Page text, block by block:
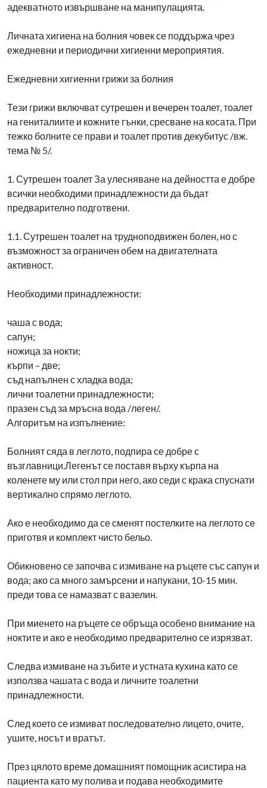
адекватното извършване на манипулацията.
Личната хигиена на болния човек се поддържа чрез
ежедневни и периодични хигиенни мероприятия.
Ежедневни хигиенни грижи за болния
Тези грижи включват сутрешен и вечерен тоалет, тоалет
на гениталиите и кожните гънки, сресване на косата. При
тежко болните се прави и тоалет против декубитус /вж.
тема № 5/.
1. Сутрешен тоалет За улесняване на дейността е добре
всички необходими принадлежности да бъдат
предварително подготвени.
1.1. Сутрешен тоалет на трудноподвижен болен, но с
възможност за ограничен обем на двигателната
активност.
Необходими принадлежности:
чаша с вода;
сапун;
ножица за нокти;
кърпи – две;
съд напълнен с хладка вода;
лични тоалетни принадлежности;
празен съд за мръсна вода /леген/.
Алгоритъм на изпълнение:
Болният сяда в леглото, подпира се добре с
възглавници.Легенът се поставя върху кърпа на
коленете му или стол при него, ако седи с крака спуснати
вертикално спрямо леглото.
Ако е необходимо да се сменят постелките на леглото се
приготвя и комплект чисто бельо.
Обикновено се започва с измиване на ръцете със сапун и
вода; ако са много замърсени и напукани, 10-15 мин.
преди това се намазват с вазелин.
При миенето на ръцете се обръща особено внимание на
ноктите и ако е необходимо предварително се изрязват.
Следва измиване на зъбите и устната кухина като се
използва чашата с вода и личните тоалетни
принадлежности.
След което се измиват последователно лицето, очите,
ушите, носът и вратът.
През цялото време домашният помощник асистира на
пациента като му полива и подава необходимите